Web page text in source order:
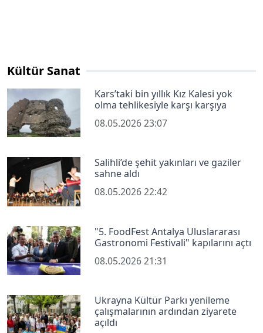
Kültür Sanat
Kars’taki bin yıllık Kız Kalesi yok
olma tehlikesiyle karşı karşıya
08.05.2026 23:07
Salihli’de şehit yakınları ve gaziler
sahne aldı
08.05.2026 22:42
"5. FoodFest Antalya Uluslararası
Gastronomi Festivali" kapılarını açtı
08.05.2026 21:31
Ukrayna Kültür Parkı yenileme
çalışmalarının ardından ziyarete
açıldı